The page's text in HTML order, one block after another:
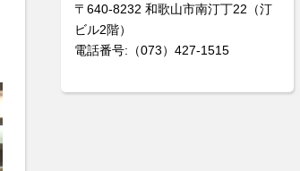
〒640-8232 和歌山市南汀丁22（汀
ビル2階）
電話番号:（073）427-1515